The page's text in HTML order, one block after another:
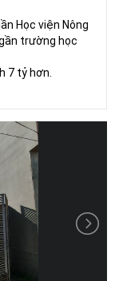
Học viện Nông
trường học
7 tỷ hơn.